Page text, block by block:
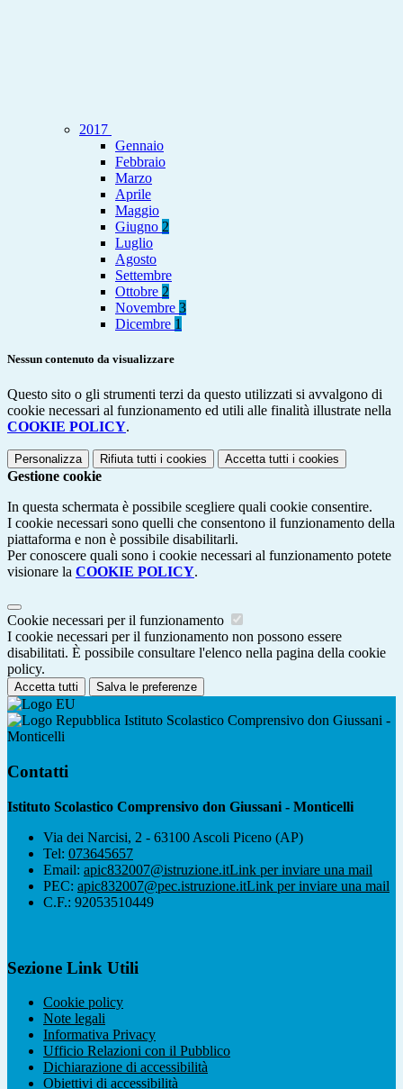
2017
Gennaio
Febbraio
Marzo
Aprile
Maggio
Giugno 2
Luglio
Agosto
Settembre
Ottobre 2
Novembre 3
Dicembre 1
Nessun contenuto da visualizzare
Questo sito o gli strumenti terzi da questo utilizzati si avvalgono di
cookie necessari al funzionamento ed utili alle finalità illustrate nella
COOKIE POLICY.
Personalizza Rifiuta tutti i cookies Accetta tutti i cookies
Gestione cookie
In questa schermata è possibile scegliere quali cookie consentire.
I cookie necessari sono quelli che consentono il funzionamento della
piattaforma e non è possibile disabilitarli.
Per conoscere quali sono i cookie necessari al funzionamento potete
visionare la COOKIE POLICY.
Cookie necessari per il funzionamento
I cookie necessari per il funzionamento non possono essere
disabilitati. È possibile consultare l'elenco nella pagina della cookie
policy.
Accetta tutti Salva le preferenze
Istituto Scolastico Comprensivo don Giussani -
Monticelli
Contatti
Istituto Scolastico Comprensivo don Giussani - Monticelli
Via dei Narcisi, 2 - 63100 Ascoli Piceno (AP)
Tel: 073645657
Email: apic832007@istruzione.itLink per inviare una mail
PEC: apic832007@pec.istruzione.itLink per inviare una mail
C.F.: 92053510449
Sezione Link Utili
Cookie policy
Note legali
Informativa Privacy
Ufficio Relazioni con il Pubblico
Dichiarazione di accessibilità
Obiettivi di accessibilità